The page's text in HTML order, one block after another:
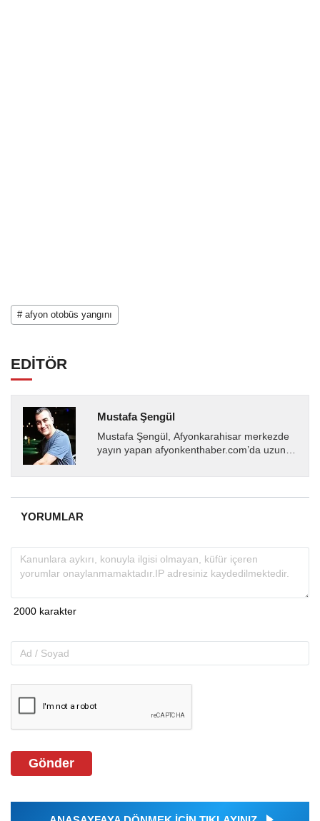
# afyon otobüs yangını
EDİTÖR
Mustafa Şengül
Mustafa Şengül, Afyonkarahisar merkezde
yayın yapan afyonkenthaber.com’da uzun
almakta, haber akışı...
YORUMLAR
Gönder